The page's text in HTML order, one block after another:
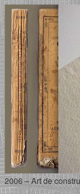
2006 – Art de